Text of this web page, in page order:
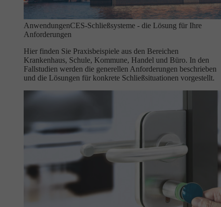
AnwendungenCES-Schließsysteme - die Lösung für Ihre
Anforderungen
Hier finden Sie Praxisbeispiele aus den Bereichen
Krankenhaus, Schule, Kommune, Handel und Büro. In den
Fallstudien werden die generellen Anforderungen beschrieben
und die Lösungen für konkrete Schließsituationen vorgestellt.